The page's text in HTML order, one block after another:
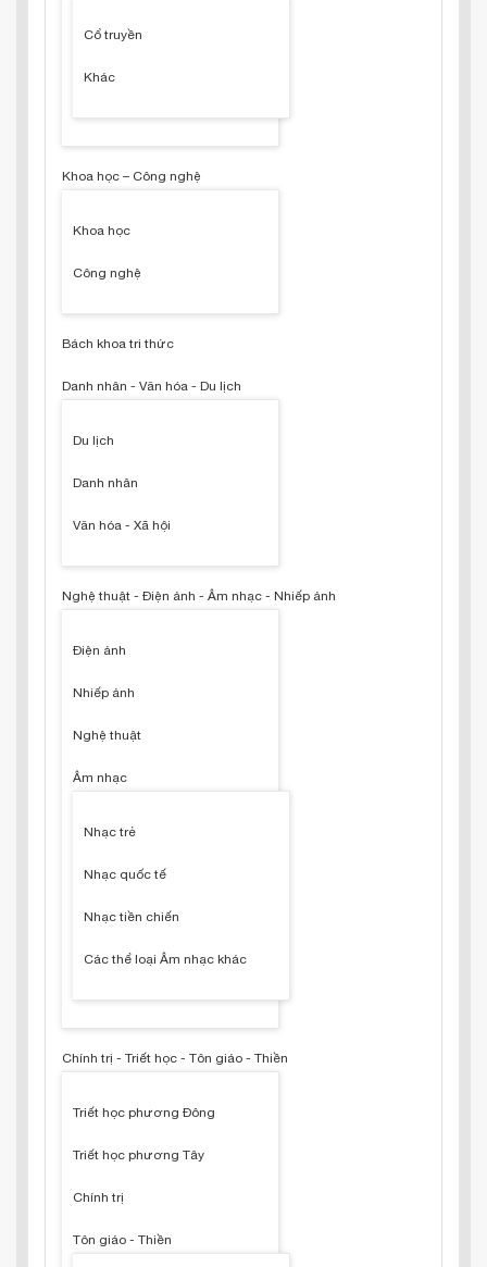
Cổ truyền
Khác
Khoa học – Công nghệ
Khoa học
Công nghệ
Bách khoa tri thức
Danh nhân - Văn hóa - Du lịch
Du lịch
Danh nhân
Văn hóa - Xã hội
Nghệ thuật - Điện ảnh - Âm nhạc - Nhiếp ảnh
Điện ảnh
Nhiếp ảnh
Nghệ thuật
Âm nhạc
Nhạc trẻ
Nhạc quốc tế
Nhạc tiền chiến
Các thể loại Âm nhạc khác
Chính trị - Triết học - Tôn giáo - Thiền
Triết học phương Đông
Triết học phương Tây
Chính trị
Tôn giáo - Thiền